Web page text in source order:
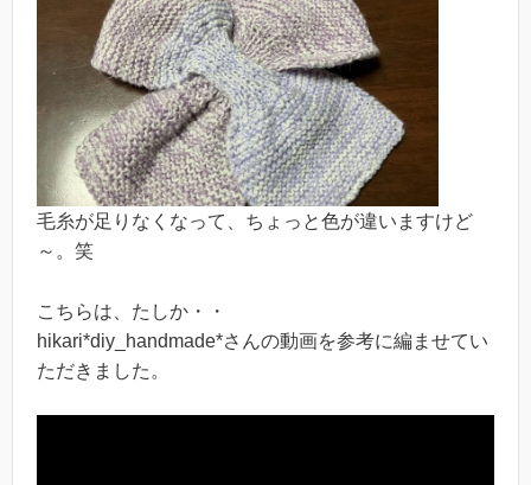
毛糸が足りなくなって、ちょっと色が違いますけど
～。笑
こちらは、たしか・・
hikari*diy_handmade*さんの動画を参考に編ませてい
ただきました。